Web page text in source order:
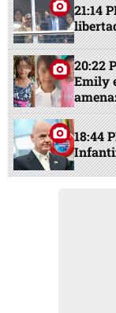
21:14
20:22
Emily
18:44